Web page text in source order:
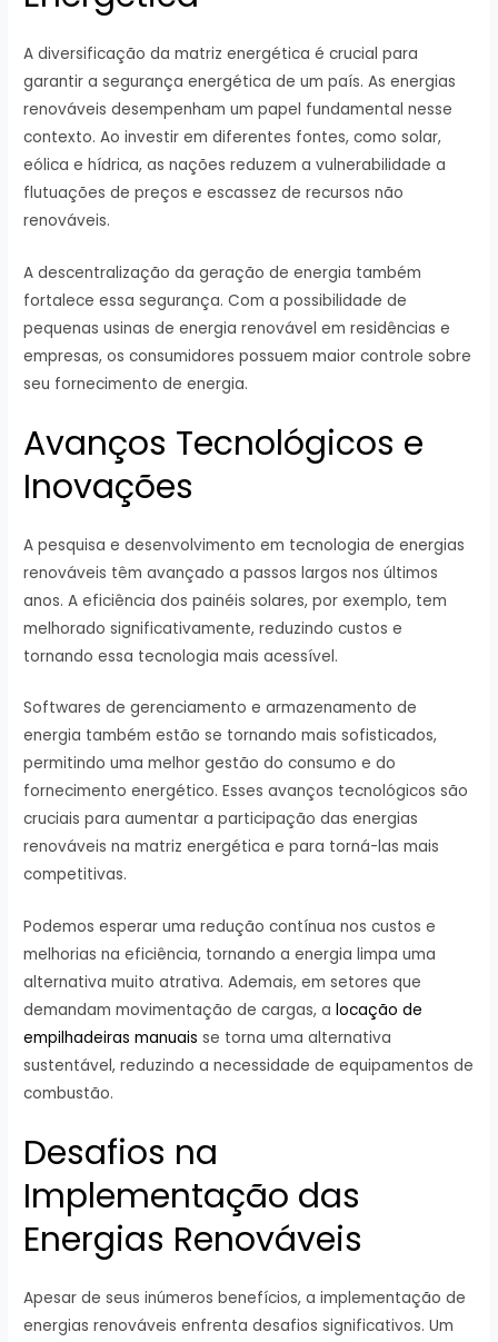
A diversificação da matriz energética é crucial para
garantir a segurança energética de um país. As energias
renováveis desempenham um papel fundamental nesse
contexto. Ao investir em diferentes fontes, como solar,
eólica e hídrica, as nações reduzem a vulnerabilidade a
flutuações de preços e escassez de recursos não
renováveis.
A descentralização da geração de energia também
fortalece essa segurança. Com a possibilidade de
pequenas usinas de energia renovável em residências e
empresas, os consumidores possuem maior controle sobre
seu fornecimento de energia.
Avanços Tecnológicos e
Inovações
A pesquisa e desenvolvimento em tecnologia de energias
renováveis têm avançado a passos largos nos últimos
anos. A eficiência dos painéis solares, por exemplo, tem
melhorado significativamente, reduzindo custos e
tornando essa tecnologia mais acessível.
Softwares de gerenciamento e armazenamento de
energia também estão se tornando mais sofisticados,
permitindo uma melhor gestão do consumo e do
fornecimento energético. Esses avanços tecnológicos são
cruciais para aumentar a participação das energias
renováveis na matriz energética e para torná-las mais
competitivas.
Podemos esperar uma redução contínua nos custos e
melhorias na eficiência, tornando a energia limpa uma
alternativa muito atrativa. Ademais, em setores que
demandam movimentação de cargas, alocação de
empilhadeiras manuais se torna uma alternativa
sustentável, reduzindo a necessidade de equipamentos de
combustão.
Desafios na
Implementação das
Energias Renováveis
Apesar de seus inúmeros benefícios, a implementação de
energias renováveis enfrenta desafios significativos. Um